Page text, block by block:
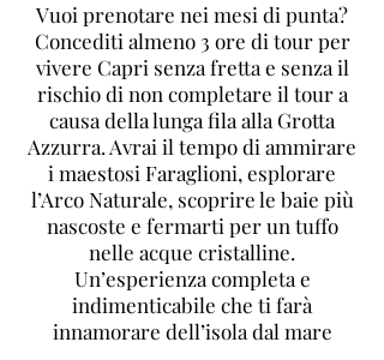
Vuoi prenotare nei mesi di punta?
Concediti almeno 3 ore di tour per
vivere Capri senza fretta e senza il
rischio di non completare il tour a
causa della lunga fila alla Grotta
Azzurra. Avrai il tempo di ammirare
i maestosi Faraglioni, esplorare
l’Arco Naturale, scoprire le baie più
nascoste e fermarti per un tuffo
nelle acque cristalline.
Un’esperienza completa e
indimenticabile che ti farà
innamorare dell’isola dal mare